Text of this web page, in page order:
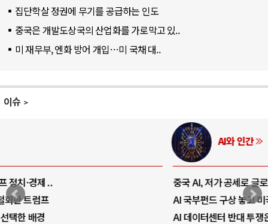
집단학살 정권에 무기를 공급하는 인도
중국은 개발도상국의 산업화를 가로막고 있..
미 재무부, 엔화 방어 개입…미 국채 대..
이슈
중국 AI, 저가 공세로 글로벌 토큰 시..
AI 국부펀드 구상 놓고 미국 진보진영 ..
AI 데이터센터 반대 투쟁은 새로운 글로..